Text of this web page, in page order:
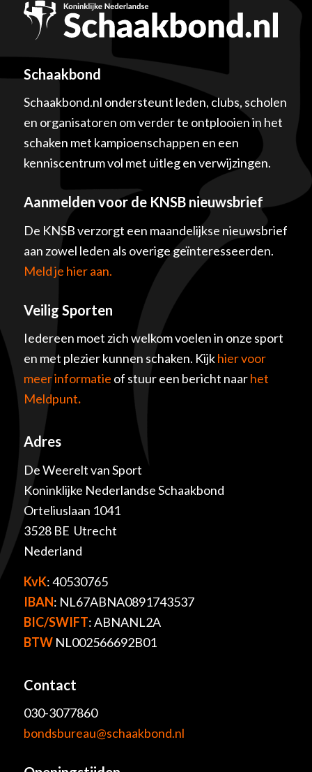
Schaakbond
Schaakbond.nl ondersteunt leden, clubs, scholen
en organisatoren om verder te ontplooien in het
schaken met kampioenschappen en een
kenniscentrum vol met uitleg en verwijzingen.
Aanmelden voor de KNSB nieuwsbrief
De KNSB verzorgt een maandelijkse nieuwsbrief
aan zowel leden als overige geïnteresseerden.
Meld je hier aan.
Veilig Sporten
Iedereen moet zich welkom voelen in onze sport
en met plezier kunnen schaken. Kijkhier voor
meer informatie of stuur een bericht naarhet
Meldpunt.
Adres
De Weerelt van Sport
Koninklijke Nederlandse Schaakbond
Orteliuslaan 1041
3528 BE Utrecht
Nederland
KvK: 40530765
IBAN: NL67ABNA0891743537
BIC/SWIFT: ABNANL2A
BTWNL002566692B01
Contact
030-3077860
bondsbureau@schaakbond.nl